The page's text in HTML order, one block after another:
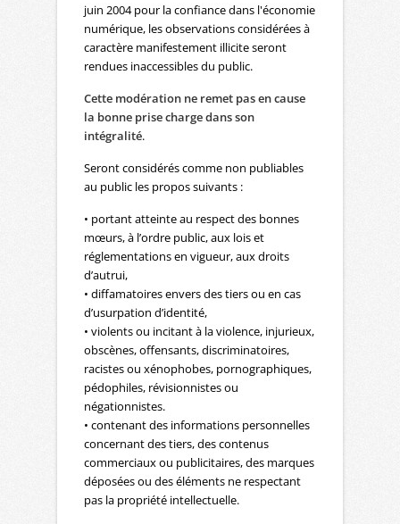
juin 2004 pour la confiance dans l'économie
numérique, les observations considérées à
caractère manifestement illicite seront
rendues inaccessibles du public.
Cette modération ne remet pas en cause
la bonne prise charge dans son
intégralité.
Seront considérés comme non publiables
au public les propos suivants :
• portant atteinte au respect des bonnes
mœurs, à l’ordre public, aux lois et
réglementations en vigueur, aux droits
d’autrui,
• diffamatoires envers des tiers ou en cas
d’usurpation d’identité,
• violents ou incitant à la violence, injurieux,
obscènes, offensants, discriminatoires,
racistes ou xénophobes, pornographiques,
pédophiles, révisionnistes ou
négationnistes.
• contenant des informations personnelles
concernant des tiers, des contenus
commerciaux ou publicitaires, des marques
déposées ou des éléments ne respectant
pas la propriété intellectuelle.